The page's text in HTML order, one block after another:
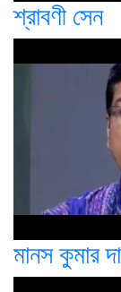
শ্রাবণী সেন
মানস কুমার